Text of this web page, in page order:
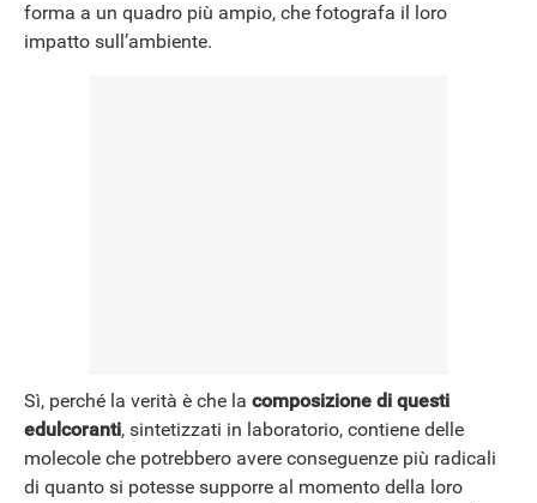
forma a un quadro più ampio, che fotografa il loro
impatto sull’ambiente.
Sì, perché la verità è che la composizione di questi
edulcoranti, sintetizzati in laboratorio, contiene delle
molecole che potrebbero avere conseguenze più radicali
di quanto si potesse supporre al momento della loro